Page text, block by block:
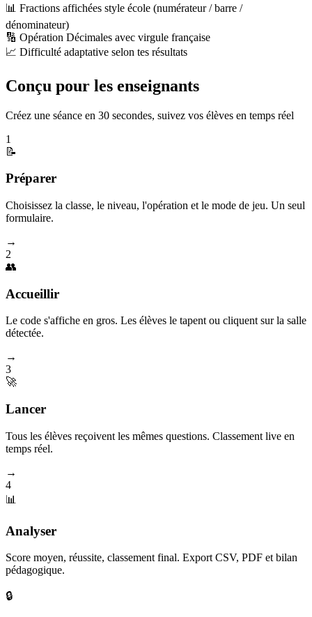
📊 Fractions affichées style école (numérateur / barre /
dénominateur)
🔢 Opération Décimales avec virgule française
📈 Difficulté adaptative selon tes résultats
Conçu pour les enseignants
Créez une séance en 30 secondes, suivez vos élèves en temps réel
1
📝
Préparer
Choisissez la classe, le niveau, l'opération et le mode de jeu. Un seul
formulaire.
→
2
👥
Accueillir
Le code s'affiche en gros. Les élèves le tapent ou cliquent sur la salle
détectée.
→
3
🚀
Lancer
Tous les élèves reçoivent les mêmes questions. Classement live en
temps réel.
→
4
📊
Analyser
Score moyen, réussite, classement final. Export CSV, PDF et bilan
pédagogique.
🔒